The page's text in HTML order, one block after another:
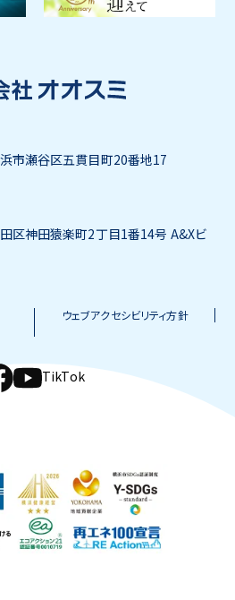
市瀬谷区五貫目町20番地17
神田猿楽町2丁目1番14号 A&Xビ
ウェブアクセシビリティ方針
TikTok